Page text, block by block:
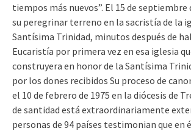
tiempos más nuevos”. El 15 de septiembre
su peregrinar terreno en la sacristía de la
Santísima Trinidad, minutos después de
Eucaristía por primera vez en esa iglesia
construyera en honor de la Santísima
por los dones recibidos Su proceso de
el 10 de febrero de 1975 en la diócesis de
de santidad está extraordinariamente
personas de 94 países testimonian que en